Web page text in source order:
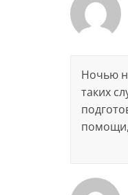
Ночью
таких
помощи,